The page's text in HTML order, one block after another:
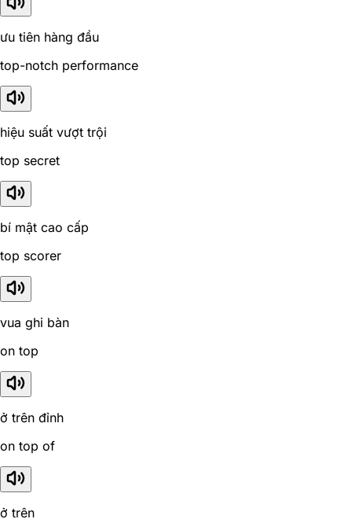
ưu tiên hàng đầu
top-notch performance
hiệu suất vượt trội
top secret
bí mật cao cấp
top scorer
vua ghi bàn
on top
ở trên đỉnh
on top of
ở trên